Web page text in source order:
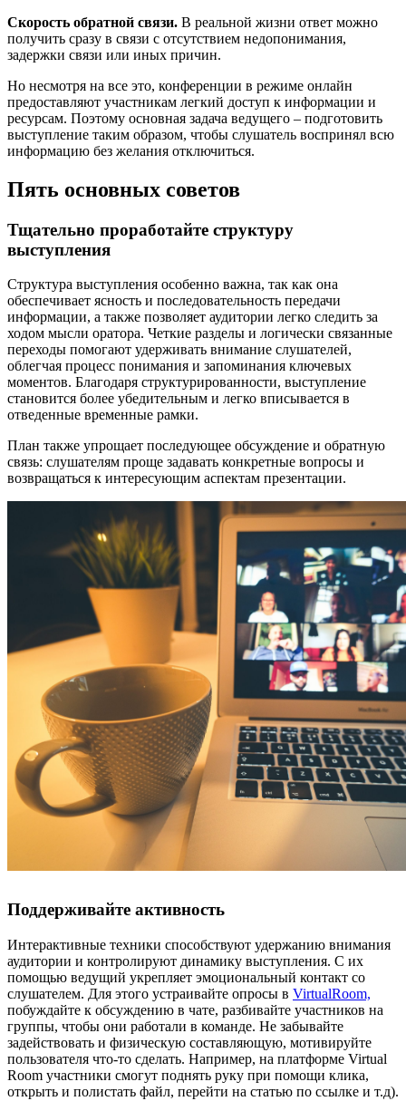
Скорость обратной связи. В реальной жизни ответ можно
получить сразу в связи с отсутствием недопонимания,
задержки связи или иных причин.
Но несмотря на все это, конференции в режиме онлайн
предоставляют участникам легкий доступ к информации и
ресурсам. Поэтому основная задача ведущего – подготовить
выступление таким образом, чтобы слушатель воспринял всю
информацию без желания отключиться.
Пять основных советов
Тщательно проработайте структуру
выступления
Структура выступления особенно важна, так как она
обеспечивает ясность и последовательность передачи
информации, а также позволяет аудитории легко следить за
ходом мысли оратора. Четкие разделы и логически связанные
переходы помогают удерживать внимание слушателей,
облегчая процесс понимания и запоминания ключевых
моментов. Благодаря структурированности, выступление
становится более убедительным и легко вписывается в
отведенные временные рамки.
План также упрощает последующее обсуждение и обратную
связь: слушателям проще задавать конкретные вопросы и
возвращаться к интересующим аспектам презентации.
Поддерживайте активность
Интерактивные техники способствуют удержанию внимания
аудитории и контролируют динамику выступления. С их
помощью ведущий укрепляет эмоциональный контакт со
слушателем. Для этого устраивайте опросы в VirtualRoom,
побуждайте к обсуждению в чате, разбивайте участников на
группы, чтобы они работали в команде. Не забывайте
задействовать и физическую составляющую, мотивируйте
пользователя что-то сделать. Например, на платформе Virtual
Room участники смогут поднять руку при помощи клика,
открыть и полистать файл, перейти на статью по ссылке и т.д).